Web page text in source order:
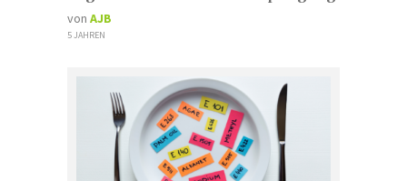
von AJB
5 JAHREN